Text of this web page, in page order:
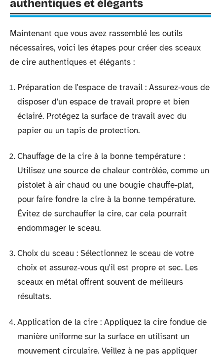
authentiques et élégants
Maintenant que vous avez rassemblé les outils
nécessaires, voici les étapes pour créer des sceaux
de cire authentiques et élégants :
Préparation de l'espace de travail : Assurez-vous de
disposer d'un espace de travail propre et bien
éclairé. Protégez la surface de travail avec du
papier ou un tapis de protection.
Chauffage de la cire à la bonne température :
Utilisez une source de chaleur contrôlée, comme un
pistolet à air chaud ou une bougie chauffe-plat,
pour faire fondre la cire à la bonne température.
Évitez de surchauffer la cire, car cela pourrait
endommager le sceau.
Choix du sceau : Sélectionnez le sceau de votre
choix et assurez-vous qu'il est propre et sec. Les
sceaux en métal offrent souvent de meilleurs
résultats.
Application de la cire : Appliquez la cire fondue de
manière uniforme sur la surface en utilisant un
mouvement circulaire. Veillez à ne pas appliquer